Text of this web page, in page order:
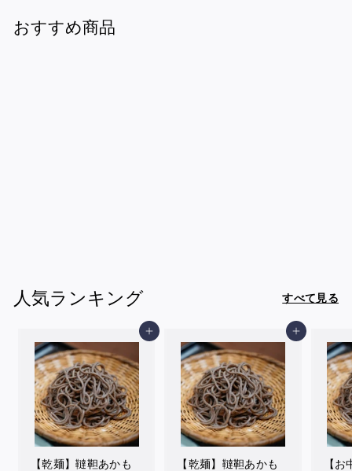
おすすめ商品
0
人気ランキング すべて見る
カートに入れる
【乾麺】韃靼あかも
カートに入れる
【乾麺】韃靼あかも
【